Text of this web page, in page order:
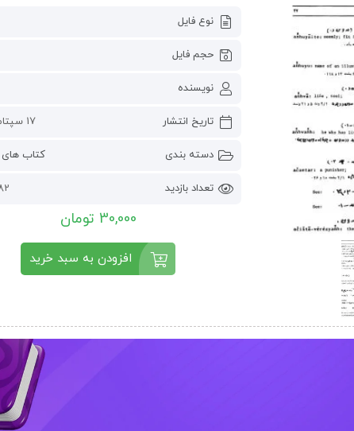
نوع فایل
حجم فایل
نویسنده
تاریخ انتشار 17 سپتامبر 2024
دسته بندی کتاب
تعداد بازدید
30,000 تومان
افزودن به سبد خرید